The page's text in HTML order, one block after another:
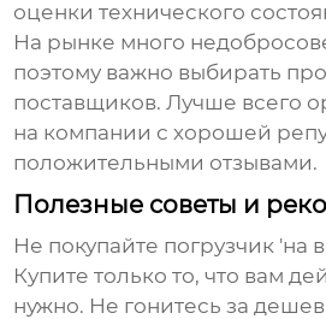
оценки технического
На рынке много
поэтому важно выбирать
поставщиков. Лучше всего
на компании с хорошей
положительными отзывами.
Полезные советы и
Не покупайте погрузчик 'на
Купите только то, что вам
нужно. Не гонитесь за